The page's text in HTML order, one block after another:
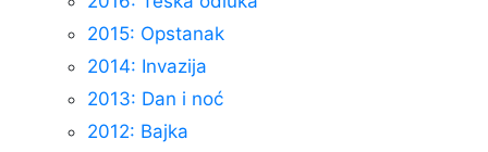
2015: Opstanak
2014: Invazija
2013: Dan i noć
2012: Bajka